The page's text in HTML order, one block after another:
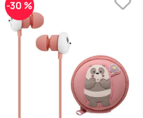
-30 %